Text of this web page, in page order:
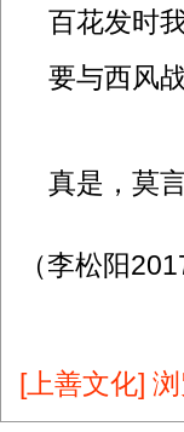
百花发时我
要与西风战
真是，莫
（李松阳
[上善文化]